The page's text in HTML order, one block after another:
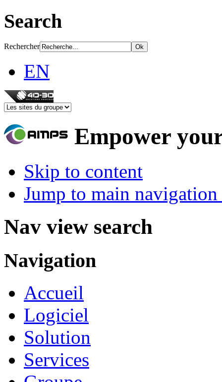
Search
Rechercher
EN
Empower
Skip to content
Jump to main
Nav view search
Navigation
Accueil
Logiciel
Solution
Services